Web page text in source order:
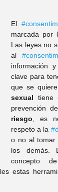
El
marcada por
Las leyes no
al
información
clave para
que se
sexual tiene
prevención
riesgo, es
respeto a la
o no al tomar
los demás.
concepto
estas